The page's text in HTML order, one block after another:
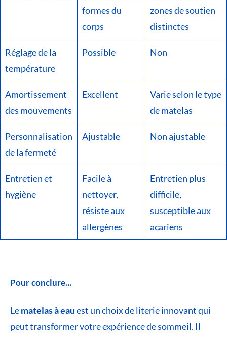
formes du
corps
zones de soutien
distinctes
Réglage de la
température
Possible Non
Amortissement
des mouvements
Excellent
Varie selon le type
de matelas
Personnalisation
de la fermeté
Ajustable Non ajustable
Entretien et
hygiène
Facile à
nettoyer,
résiste aux
allergènes
Entretien plus
difficile,
susceptible aux
acariens
Pour conclure…
Lematelas à eauest un choix de literie innovant qui
peut transformer votre expérience de sommeil. Il